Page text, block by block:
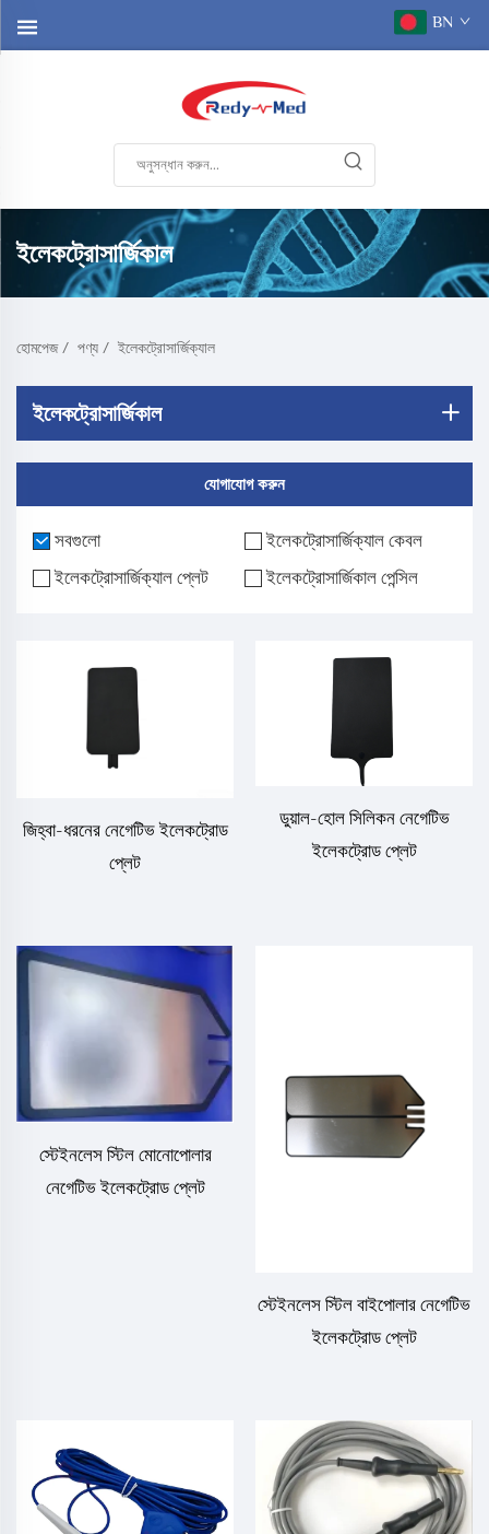
BN
ইলেকট্রোসার্জিকাল
হোমপেজ/ পণ্য / ইলেকট্রোসার্জিক্যাল
ইলেকট্রোসার্জিকাল
যোগাযোগ করুন
সবগুলো
ইলেকট্রোসার্জিক্যাল কেবল
ইলেকট্রোসার্জিক্যাল প্লেট
ইলেকট্রোসার্জিকাল পেন্সিল
জিহ্বা-ধরনের নেগেটিভ ইলেকট্রোড
প্লেট
ডুয়াল-হোল সিলিকন নেগেটিভ
ইলেকট্রোড প্লেট
স্টেইনলেস স্টিল মোনোপোলার
নেগেটিভ ইলেকট্রোড প্লেট
স্টেইনলেস স্টিল বাইপোলার নেগেটিভ
ইলেকট্রোড প্লেট